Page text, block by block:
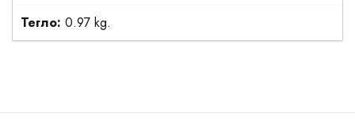
Тегло: 0.97 kg.